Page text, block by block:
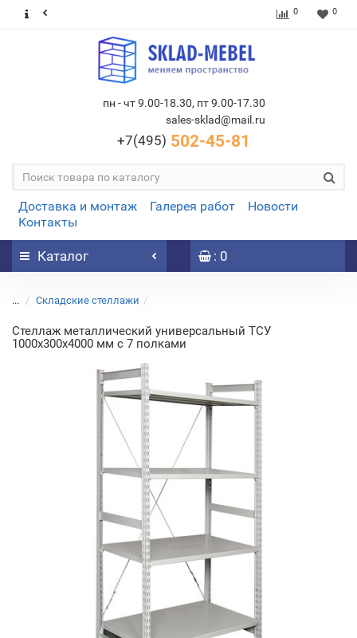
0 0
пн - чт 9.00-18.30, пт 9.00-17.30
sales-sklad@mail.ru
+7(495) 502-45-81
Доставка и монтаж Галерея работ
Новости
Контакты
Каталог : 0
... Складские стеллажи
Стеллаж металлический универсальный ТСУ
1000х300х4000 мм с 7 полками